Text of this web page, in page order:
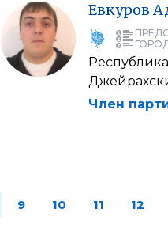
Евкуров
Член
9 10 11 12